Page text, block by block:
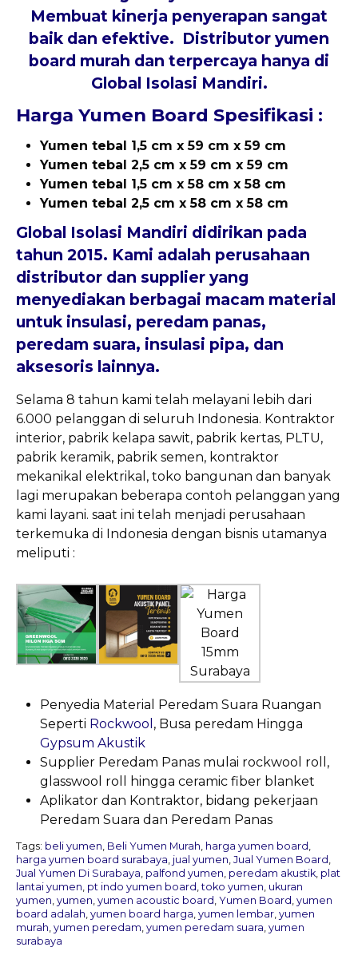
Membuat kinerja penyerapan sangat
baik dan efektive. Distributor yumen
board murah dan terpercaya hanya di
Global Isolasi Mandiri.
Harga Yumen Board Spesifikasi :
Yumen tebal 1,5 cm x 59 cm x 59 cm
Yumen tebal 2,5 cm x 59 cm x 59 cm
Yumen tebal 1,5 cm x 58 cm x 58 cm
Yumen tebal 2,5 cm x 58 cm x 58 cm
Global Isolasi Mandiri didirikan pada
tahun 2015. Kami adalah perusahaan
distributor dan supplier yang
menyediakan berbagai macam material
untuk insulasi, peredam panas,
peredam suara, insulasi pipa, dan
aksesoris lainnya.
Selama 8 tahun kami telah melayani lebih dari
6.000 pelanggan di seluruh Indonesia. Kontraktor
interior, pabrik kelapa sawit, pabrik kertas, PLTU,
pabrik keramik, pabrik semen, kontraktor
mekanikal elektrikal, toko bangunan dan banyak
lagi merupakan beberapa contoh pelanggan yang
kami layani. saat ini telah menjadi perusahaan
terkemuka di Indonesia dengan bisnis utamanya
meliputi :
Penyedia Material Peredam Suara Ruangan
Seperti Rockwool , Busa peredam Hingga
Gypsum Akustik
Supplier Peredam Panas mulai rockwool roll,
glasswool roll hingga ceramic fiber blanket
Aplikator dan Kontraktor, bidang pekerjaan
Peredam Suara dan Peredam Panas
Tags: beli yumen, Beli Yumen Murah, harga yumen board ,
harga yumen board surabaya, jual yumen, Jual Yumen Board ,
Jual Yumen Di Surabaya, palfond yumen, peredam akustik, plat
lantai yumen, pt indo yumen board ,toko yumen, ukuran
yumen, yumen, yumen acoustic board , Yumen Board , yumen
board adalah, yumen board harga, yumen lembar, yumen
murah, yumen peredam, yumen peredam suara, yumen
surabaya